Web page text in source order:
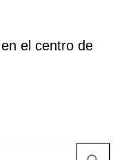
el centro de